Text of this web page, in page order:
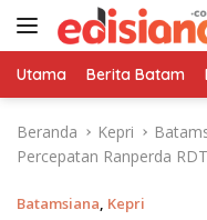
Utama Berita Batam
Beranda Kepri
Percepatan Ranperda
Batamsiana, Kepri